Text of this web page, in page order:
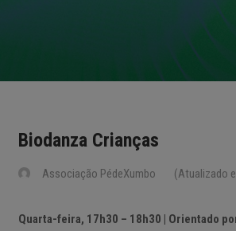
Biodanza Crianças
Associação PédeXumbo (Atualizado
Quarta-feira, 17h30 – 18h30 | Orientado